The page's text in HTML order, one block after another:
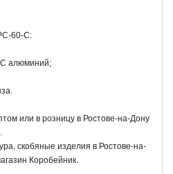
60-С:
С алюминий;
или в розницу в Ростове-на-Дону
скобяные изделия в Ростове-на-
Коробейник.